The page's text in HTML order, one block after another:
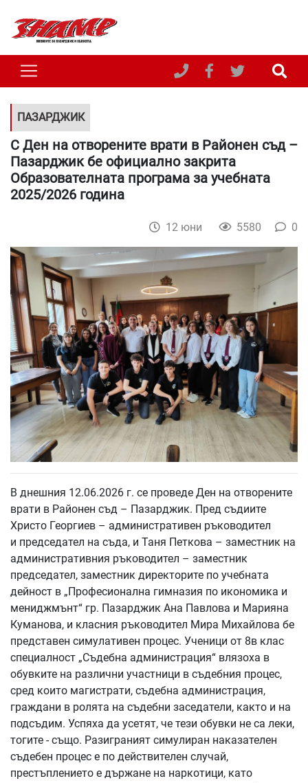
ПАЗАРДЖИК
С Ден на отворените врати в Районен съд –
Пазарджик бе официално закрита
Образователната програма за учебната
2025/2026 година
12 юни 5580 0
В днешния 12.06.2026 г. се проведе Ден на отворените
врати в Районен съд – Пазарджик. Пред съдиите
Христо Георгиев – административен ръководител
и председател на съда, и Таня Петкова – заместник на
административния ръководител – заместник
председател, заместник директорите по учебната
дейност в „Професионална гимназия по икономика и
мениджмънт“ гр. Пазарджик Ана Павлова и Марияна
Куманова, и класния ръководител Мира Михайлова бе
представен симулативен процес. Ученици от 8в клас
специалност „Съдебна администрация“ влязоха в
обувките на различни участници в съдебния процес,
сред които магистрати, съдебна администрация,
граждани в ролята на съдебни заседатели, както и на
подсъдим. Успяха да усетят, че тези обувки не са леки,
тогите - също. Разиграният симулиран наказателен
съдебен процес е по действителен случай,
престъплението е държане на наркотици, като